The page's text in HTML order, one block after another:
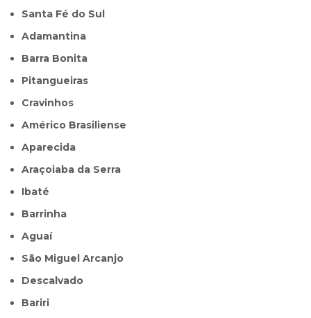
Santa Fé do Sul
Adamantina
Barra Bonita
Pitangueiras
Cravinhos
Américo Brasiliense
Aparecida
Araçoiaba da Serra
Ibaté
Barrinha
Aguaí
São Miguel Arcanjo
Descalvado
Bariri